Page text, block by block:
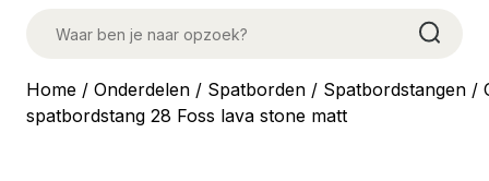
Home / Onderdelen / Spatborden / Spatbordstangen /
spatbordstang 28 Foss lava stone matt